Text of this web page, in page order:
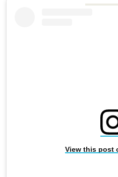
View this post